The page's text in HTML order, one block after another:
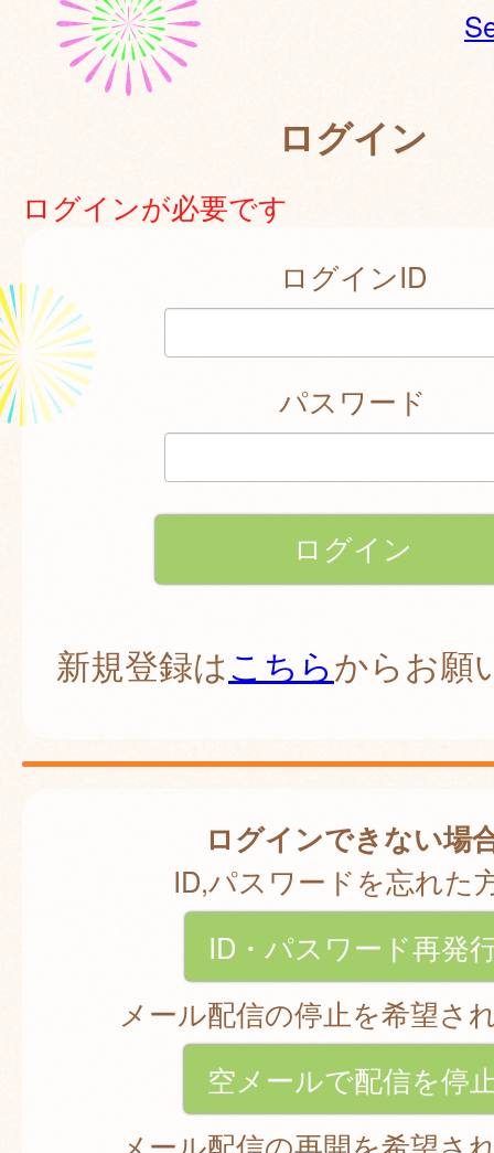
ログイン
ログインが必要です
ログインID
パスワード
新規登録はこちらからお願
ログインできない場
ID,パスワードを忘れた
ID・パスワード再発
メール配信の停止を希望さ
空メールで配信を停